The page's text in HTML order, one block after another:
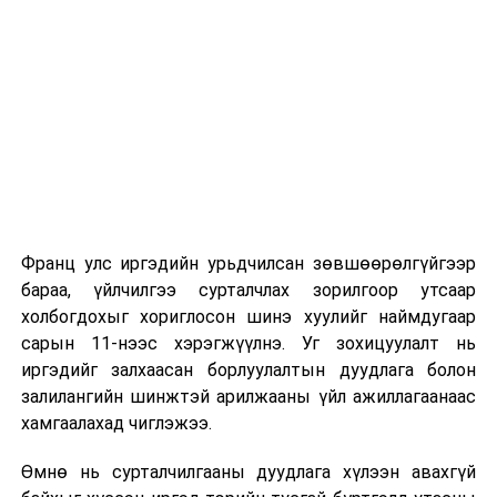
2026 оны 9 дүгээр сарын 13-наас оюутнуудыг
дотуур байранд оруулж эхэлнэ.
Сургууль, цэцэрлэгийн үйл ажиллагааны
зохицуулалт
2026 оны 8 дугаар сарын 17–28-ны өдрүүдэд
байранд элсэлт, бүртгэл болон бусад аливаа
Франц улс иргэдийн урьдчилсан зөвшөөрөлгүйгээр
бараа, үйлчилгээ сурталчлах зорилгоор утсаар
холбогдохыг хориглосон шинэ хуулийг наймдугаар
сарын 11-нээс хэрэгжүүлнэ. Уг зохицуулалт нь
иргэдийг залхаасан борлуулалтын дуудлага болон
залилангийн шинжтэй арилжааны үйл ажиллагаанаас
хамгаалахад чиглэжээ.
Өмнө нь сурталчилгааны дуудлага хүлээн авахгүй